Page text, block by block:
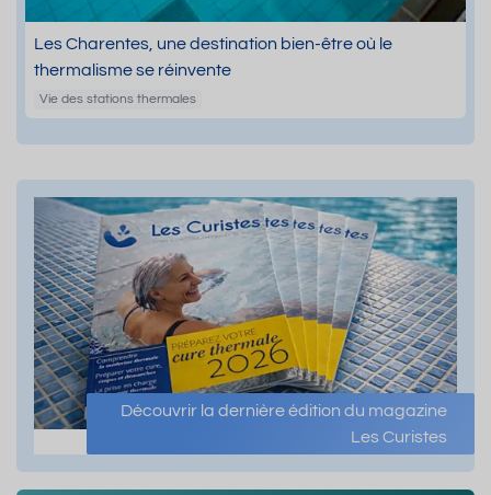
Les Charentes, une destination bien-être où le
thermalisme se réinvente
Vie des stations thermales
Découvrir la dernière édition du magazine
Les Curistes